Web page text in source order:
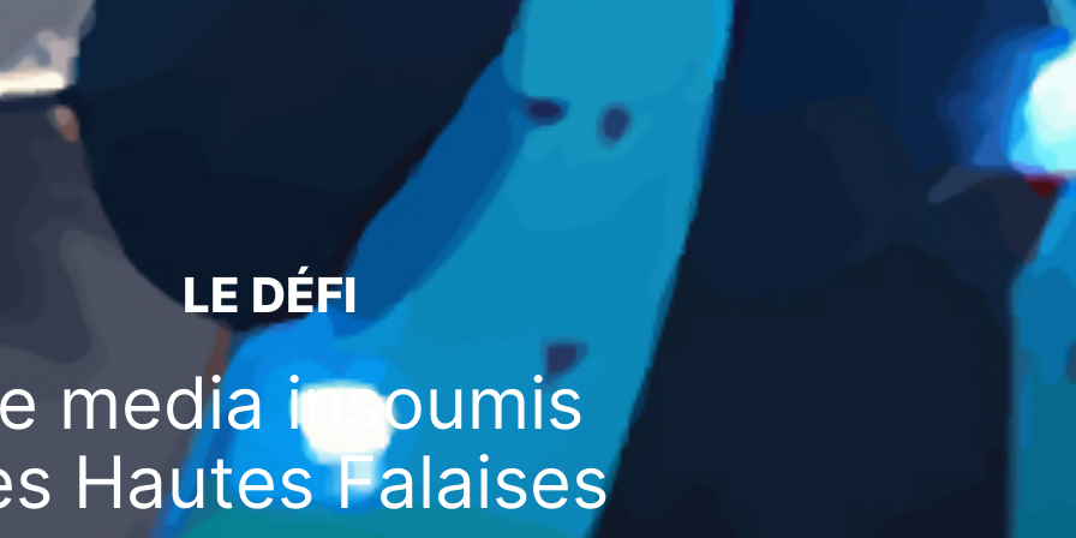
LE DÉFI
media insoumis
Hautes Falaises